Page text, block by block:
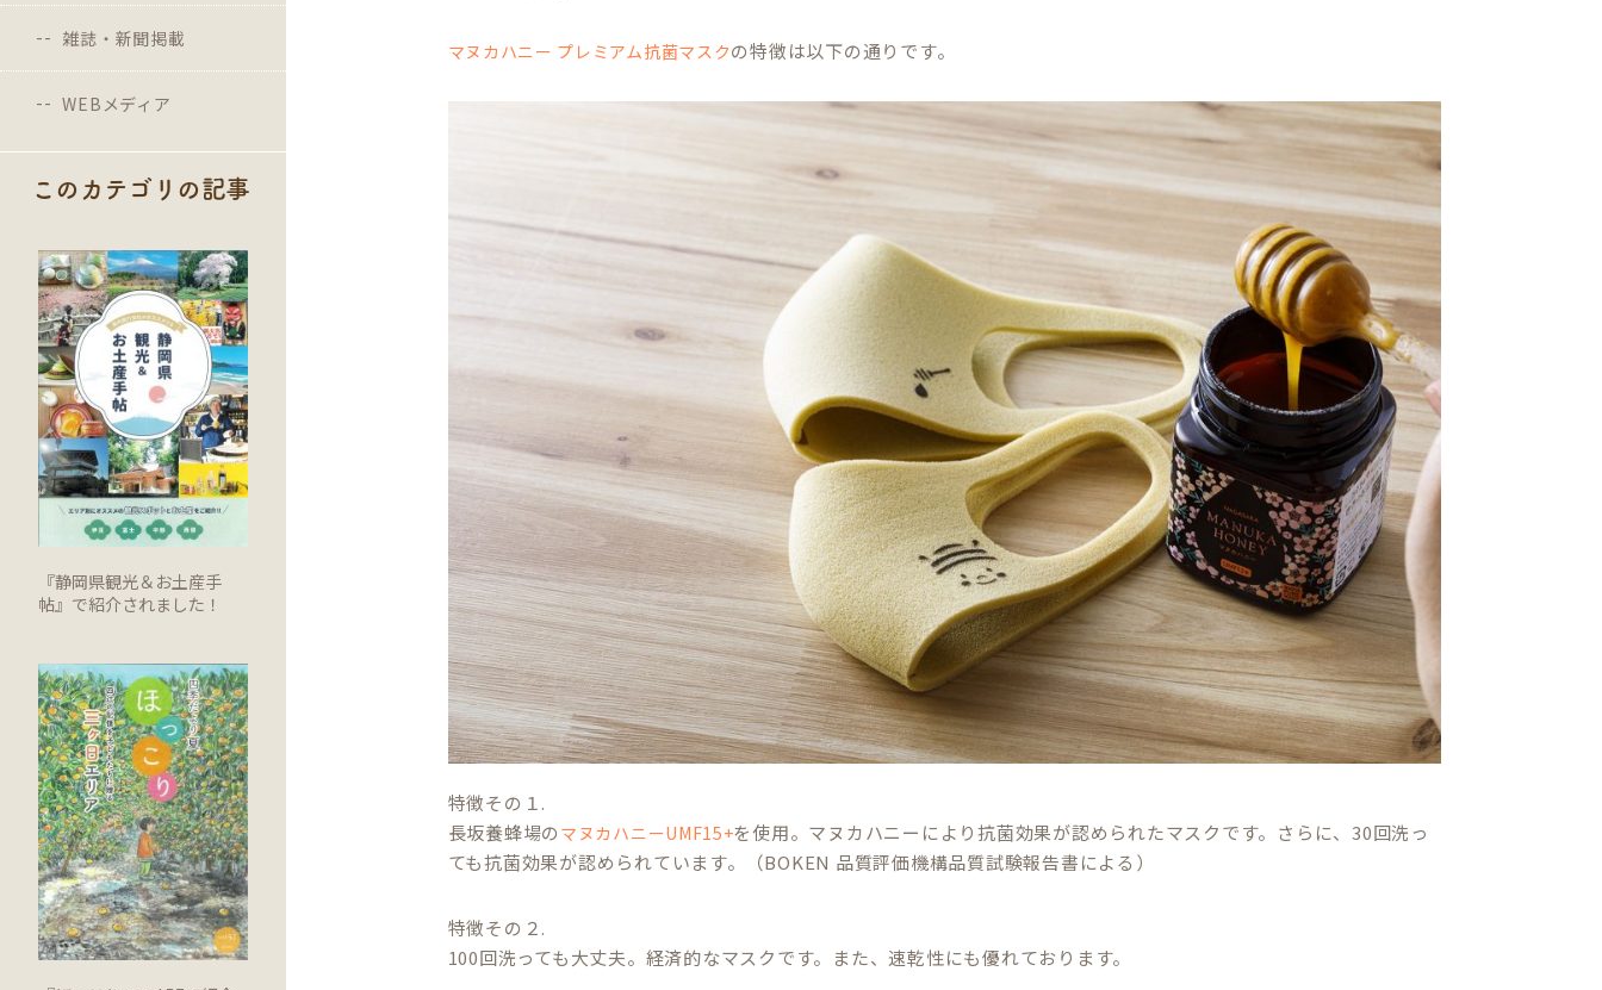
雑誌・新聞掲載
WEBメディア
このカテゴリの記事
『静岡県観光＆お土産手
帖』で紹介されました！
マヌカハニー プレミアム抗菌マスクの特徴は以下の通りです。
特徴その１.
長坂養蜂場の マヌカハニーUMF15+を使用。マヌカハニーにより抗菌効果が認められたマスクです。さらに、30回洗っ
ても抗菌効果が認められています。（BOKEN 品質評価機構品質試験報告書による）
特徴その２.
100回洗っても大丈夫。経済的なマスクです。また、速乾性にも優れております。